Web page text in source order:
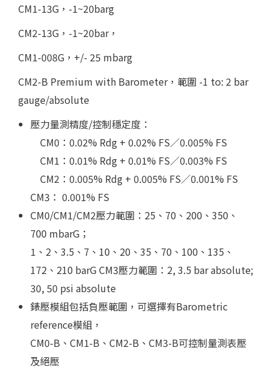
CM1-13G，-1~20barg
CM2-13G，-1~20bar，
CM1-008G，+/- 25 mbarg
CM2-B Premium with Barometer，範圍 -1 to: 2 bar
gauge/absolute
壓力量測精度/控制穩定度：
CM0：0.02% Rdg + 0.02% FS／0.005% FS
CM1：0.01% Rdg + 0.01% FS／0.003% FS
CM2：0.005% Rdg + 0.005% FS／0.001% FS
CM3： 0.001% FS
CM0/CM1/CM2壓力範圍：25、70、200、350、
700 mbarG；
1、2、3.5、7、10、20、35、70、100、135、
172、210 barG CM3壓力範圍：2, 3.5 bar absolute;
30, 50 psi absolute
錶壓模組包括負壓範圍，可選擇有Barometric
reference模組，
CM0-B、CM1-B、CM2-B、CM3-B可控制量測表壓
及絕壓